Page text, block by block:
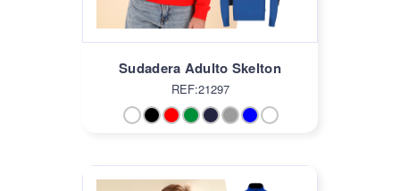
Sudadera Adulto Skelton
REF:21297